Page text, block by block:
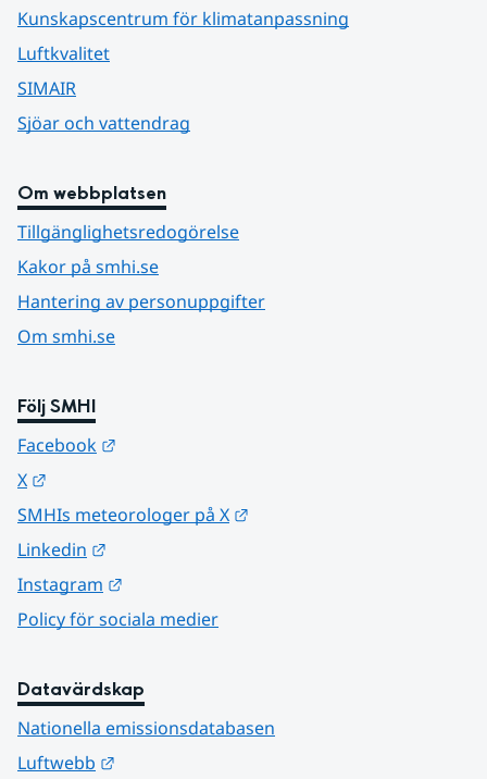
Kunskapscentrum för klimatanpassning
Luftkvalitet
SIMAIR
Sjöar och vattendrag
Om webbplatsen
Tillgänglighetsredogörelse
Kakor på smhi.se
Hantering av personuppgifter
Om smhi.se
Följ SMHI
Facebook
X
SMHIs meteorologer på X
Linkedin
Instagram
Policy för sociala medier
Datavärdskap
Nationella emissionsdatabasen
Luftwebb